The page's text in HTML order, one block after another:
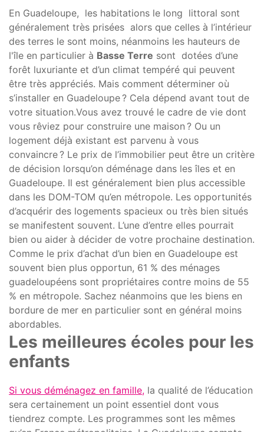
En Guadeloupe, les habitations le long littoral sont
généralement très prisées alors que celles à l’intérieur
des terres le sont moins, néanmoins les hauteurs de
l'île en particulier à Basse Terre sont dotées d’une
forêt luxuriante et d’un climat tempéré qui peuvent
être très appréciés. Mais comment déterminer où
s’installer en Guadeloupe ? Cela dépend avant tout de
votre situation.Vous avez trouvé le cadre de vie dont
vous rêviez pour construire une maison ? Ou un
logement déjà existant est parvenu à vous
convaincre ? Le prix de l’immobilier peut être un critère
de décision lorsqu’on déménage dans les îles et en
Guadeloupe. Il est généralement bien plus accessible
dans les DOM-TOM qu’en métropole. Les opportunités
d’acquérir des logements spacieux ou très bien situés
se manifestent souvent. L’une d’entre elles pourrait
bien ou aider à décider de votre prochaine destination.
Comme le prix d’achat d’un bien en Guadeloupe est
souvent bien plus opportun, 61 % des ménages
guadeloupéens sont propriétaires contre moins de 55
% en métropole. Sachez néanmoins que les biens en
bordure de mer en particulier sont en général moins
abordables.
Les meilleures écoles pour les
enfants
Si vous déménagez en famille, la qualité de l’éducation
sera certainement un point essentiel dont vous
tiendrez compte. Les programmes sont les mêmes